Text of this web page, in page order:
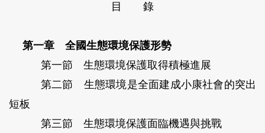
目 錄
第一章 全國生態環境保護形勢
第一節 生態環境保護取得積極進展
第二節 生態環境是全面建成小康社會的突出
短板
第三節 生態環境保護面臨機遇與挑戰